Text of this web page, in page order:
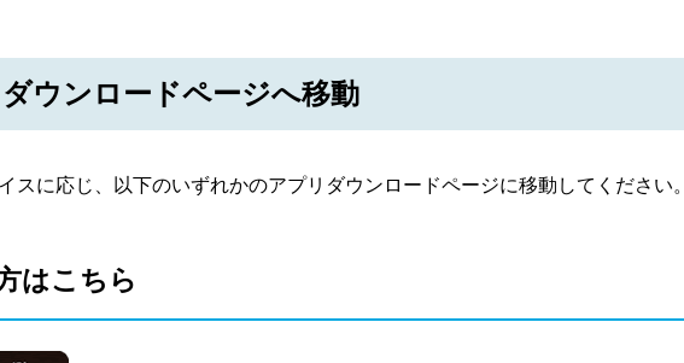
ウンロードページへ移動
スに応じ、以下のいずれかのアプリダウンロードページに移動してください。
はこちら